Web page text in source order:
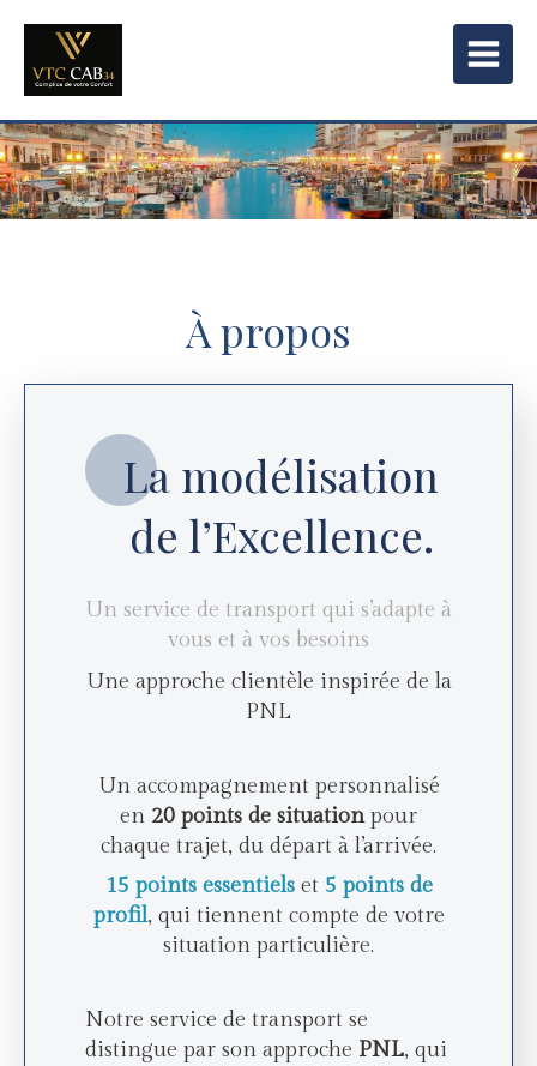
À propos
La modélisation
de l’Excellence.
Un service de transport qui s’adapte à
vous et à vos besoins
Une approche clientèle inspirée de la
PNL
Un accompagnement personnalisé
en 20 points de situationpour
chaque trajet, du départ à l’arrivée.
15 points essentielset 5 points de
profil, qui tiennent compte de votre
situation particulière.
Notre service de transport se
distingue par son approche PNL, qui